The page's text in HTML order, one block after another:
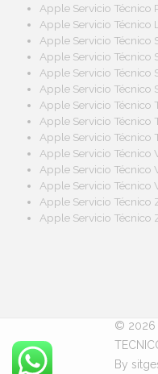
Apple Servicio Técnico
Apple Servicio Técnico
Apple Servicio Técnico
Apple Servicio Técnico
Apple Servicio Técnico
Apple Servicio Técnico
Apple Servicio Técnico
Apple Servicio Técnico
Apple Servicio Técnico
Apple Servicio Técnico
Apple Servicio Técnico
Apple Servicio Técnico
Apple Servicio Técnico
Apple Servicio Técnico
© 2026
By